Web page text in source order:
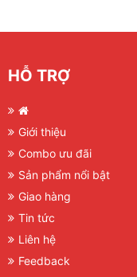
HỖ TRỢ
Giới thiệu
Combo ưu đãi
Sản phẩm nổi bật
Giao hàng
Tin tức
Liên hệ
Feedback